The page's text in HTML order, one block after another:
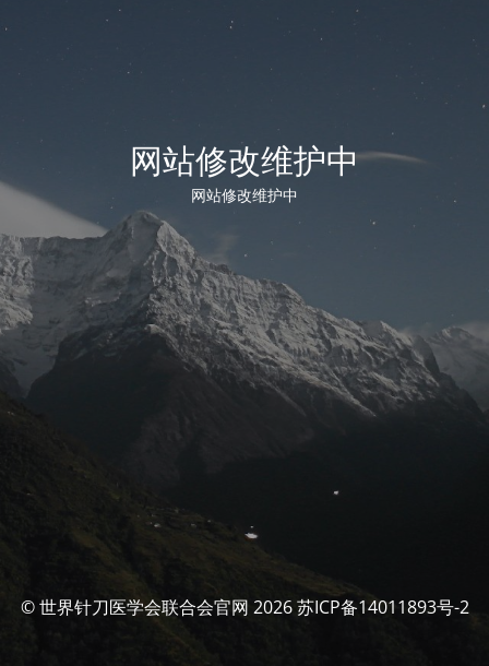
网站修改维护中
网站修改维护中
© 世界针刀医学会联合会官网 2026 苏ICP备14011893号-2